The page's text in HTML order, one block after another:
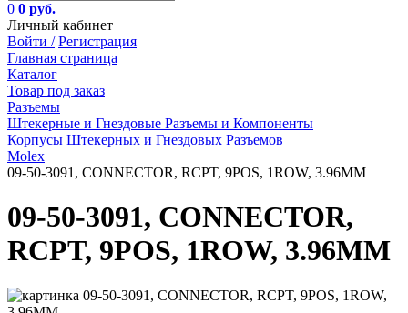
0 0 руб.
Личный кабинет
Войти / Регистрация
Главная страница
Каталог
Товар под заказ
Разъемы
Штекерные и Гнездовые Разъемы и Компоненты
Корпусы Штекерных и Гнездовых Разъемов
Molex
09-50-3091, CONNECTOR, RCPT, 9POS, 1ROW, 3.96MM
09-50-3091, CONNECTOR,
RCPT, 9POS, 1ROW, 3.96MM